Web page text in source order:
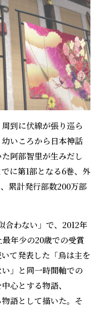
到に伏線が張り巡ら
いころから日本神話
阿部智里が生みだし
に第1部となる6巻、外
累計発行部数200万部
合わない」で、2012年
年少の20歳での受賞
て発表した「烏は主を
」と同一時間軸での
心とする物語、
語として描いた。そ